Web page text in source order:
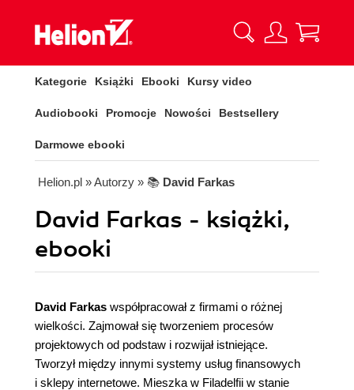
Kategorie Książki Ebooki Kursy video
Audiobooki Promocje Nowości Bestsellery
Darmowe ebooki
Helion.pl » Autorzy » 📚 David Farkas
David Farkas - książki,
ebooki
David Farkas współpracował z firmami o różnej
wielkości. Zajmował się tworzeniem procesów
projektowych od podstaw i rozwijał istniejące.
Tworzył między innymi systemy usług finansowych
i sklepy internetowe. Mieszka w Filadelfii w stanie